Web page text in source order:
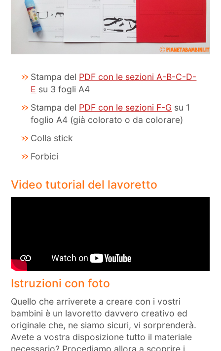
Stampa del PDF con le sezioni A-B-C-D-
E su 3 fogli A4
Stampa del PDF con le sezioni F-G su 1
foglio A4 (già colorato o da colorare)
Colla stick
Forbici
Video tutorial del lavoretto
Istruzioni con foto
Quello che arriverete a creare con i vostri
bambini è un lavoretto davvero creativo ed
originale che, ne siamo sicuri, vi sorprenderà.
Avete a vostra disposizione tutto il materiale
necessario? Procediamo allora a scoprire i